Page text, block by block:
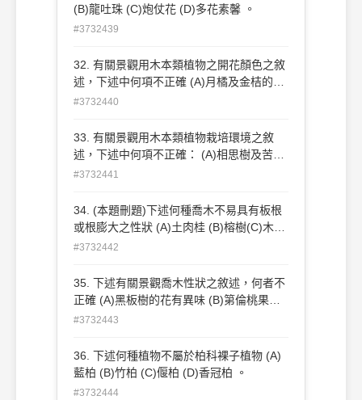
(B)龍吐珠 (C)炮仗花 (D)多花素馨 。
#3732439
32. 有關景觀用木本類植物之開花顏色之敘
述，下述中何項不正確 (A)月橘及金桔的花
色為白色系 (B)水黃皮及苦楝花色具有粉紫
紅木及相思樹的花為黃色系 。
#3732440
33. 有關景觀用木本類植物栽培環境之敘
述，下述中何項不正確： (A)相思樹及苦楝
都可視為先驅性植物 (B)阿勃勒及鴨腳木可
植於濕潤土壤中 (D)海檬果及黃槿具有較高
耐鹽性 。
#3732441
34. (本題刪題)下述何種喬木不易具有板根
或根膨大之性狀 (A)土肉桂 (B)榕樹(C)木麻
黃 (D)第倫桃 。
#3732442
35. 下述有關景觀喬木性狀之敘述，何者不
正確 (A)黑板樹的花有異味 (B)第倫桃果實
有臭異味 (C)木棉之莖上長有瘤刺易傷人
#3732443
36. 下述何種植物不屬於柏科裸子植物 (A)
藍柏 (B)竹柏 (C)偃柏 (D)香冠柏 。
#3732444